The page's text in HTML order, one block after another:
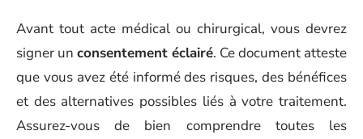
Avant tout acte médical ou chirurgical, vous devrez
signer un consentement éclairé. Ce document atteste
que vous avez été informé des risques, des bénéfices
et des alternatives possibles liés à votre traitement.
Assurez-vous de bien comprendre toutes les